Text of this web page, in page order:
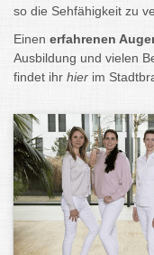
so die Sehfähigkeit zu
Einen erfahrenen
Ausbildung und vielen
findet ihr hier im